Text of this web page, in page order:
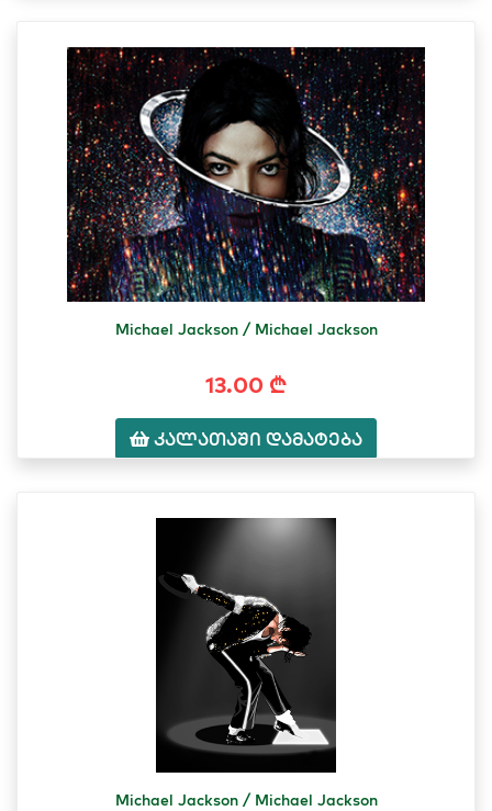
Michael Jackson / Michael Jackson
13.00 ₾
კალათაში დამატება
Michael Jackson / Michael Jackson